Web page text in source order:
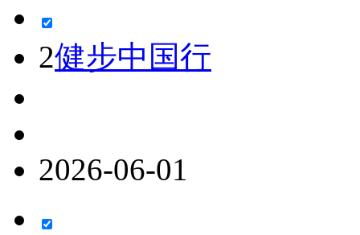
2健步中国行
2026-06-01